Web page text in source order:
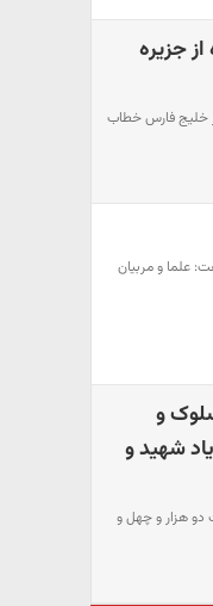
جزیره
در خلیج فارس خطاب
علما و مربیان
و
شهید و
دو هزار و چهل و